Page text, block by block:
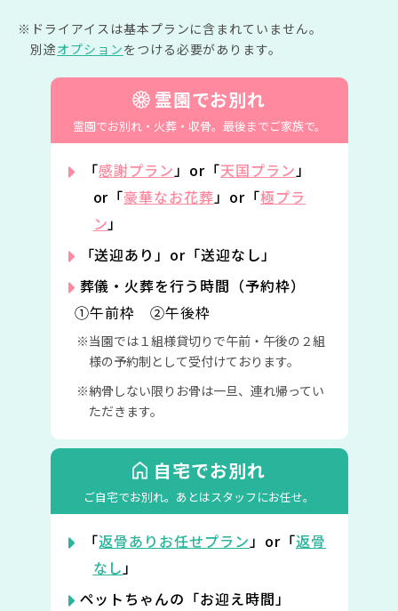
ドライアイスは基本プランに含まれていません。
別途オプションをつける必要があります。
霊園でお別れ
霊園でお別れ・火葬・収骨。 最後までご家族で。
「感謝プラン」or「天国プラン」
or「豪華なお花葬」or「極プラ
ン」
「送迎あり」or「送迎なし」
葬儀・火葬を行う時間（予約枠）
①午前枠 ②午後枠
当園では１組様貸切りで午前・午後の２組
様の予約制として受付けております。
納骨しない限りお骨は一旦、連れ帰ってい
ただきます。
自宅でお別れ
ご自宅でお別れ。 あとはスタッフにお任せ。
「返骨ありお任せプラン」or「返骨
なし」
ペットちゃんの「お迎え時間」